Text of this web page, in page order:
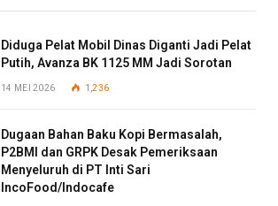
Diduga Pelat Mobil Dinas Diganti Jadi Pelat
Putih, Avanza BK 1125 MM Jadi Sorotan
14 MEI 2026 1,236
Dugaan Bahan Baku Kopi Bermasalah,
P2BMI dan GRPK Desak Pemeriksaan
Menyeluruh di PT Inti Sari
IncoFood/Indocafe